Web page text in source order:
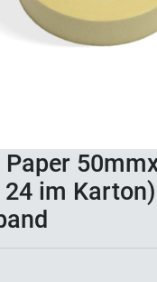
im Karton)